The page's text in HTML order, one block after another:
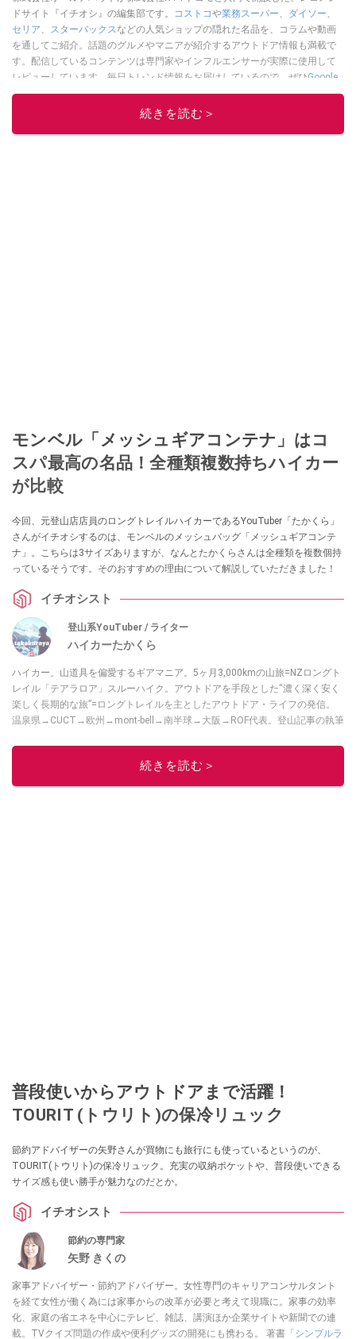
ドサイト『イチオシ』の編集部です。
コストコや業務スーパー、 ダイソー、
セリア、 スターバックスなどの人気ショップの隠れた名品を、コラムや動画
を通してご紹介。話題のグルメやマニアが紹介するアウトドア情報も満載で
す。配信しているコンテンツは専門家やインフルエンサーが実際に使用して
レビューしています。毎日トレンド情報をお届けしているので、ぜひGoogle
ニュースでフォローしてください！
このイチオシストの他の記事を読む
続きを読む＞
モンベル「メッシュギアコンテナ」はコ
スパ最高の名品！全種類複数持ちハイカー
が比較
今回、元登山店店員のロングトレイルハイカーであるYouTuber「たかくら」
さんがイチオシするのは、モンベルのメッシュバッグ「メッシュギアコンテ
ナ」。こちらは3サイズありますが、なんとたかくらさんは全種類を複数個持
っているそうです。そのおすすめの理由について解説していただきました！
イチオシスト
登山系YouTuber / ライター
ハイカーたかくら
ハイカー。山道具を偏愛するギアマニア。5ヶ月3,000kmの山旅=NZロングト
レイル「テアラロア」スルーハイク。アウトドアを手段とした“濃く深く安く
楽しく長期的な旅”=ロングトレイルを主としたアウトドア・ライフの発信。
温泉県→CUCT→欧州→mont-bell→南半球→大阪→ROF代表。登山記事の執筆
このイチオシストの他の記事を読む
続きを読む＞
普段使いからアウトドアまで活躍！
TOURIT (トウリト)の保冷リュック
節約アドバイザーの矢野さんが買物にも旅行にも使っているというのが、
TOURIT(トウリト)の保冷リュック。充実の収納ポケットや、普段使いできる
サイズ感も使い勝手が魅力なのだとか。
イチオシスト
節約の専門家
矢野 きくの
家事アドバイザー・節約アドバイザー。女性専門のキャリアコンサルタント
を経て女性が働く為には家事からの改革が必要と考えて現職に。家事の効率
化、家庭の省エネを中心にテレビ、雑誌、講演ほか企業サイトや新聞での連
載。TVクイズ問題の作成や便利グッズの開発にも携わる。 著書 「シンプルラ